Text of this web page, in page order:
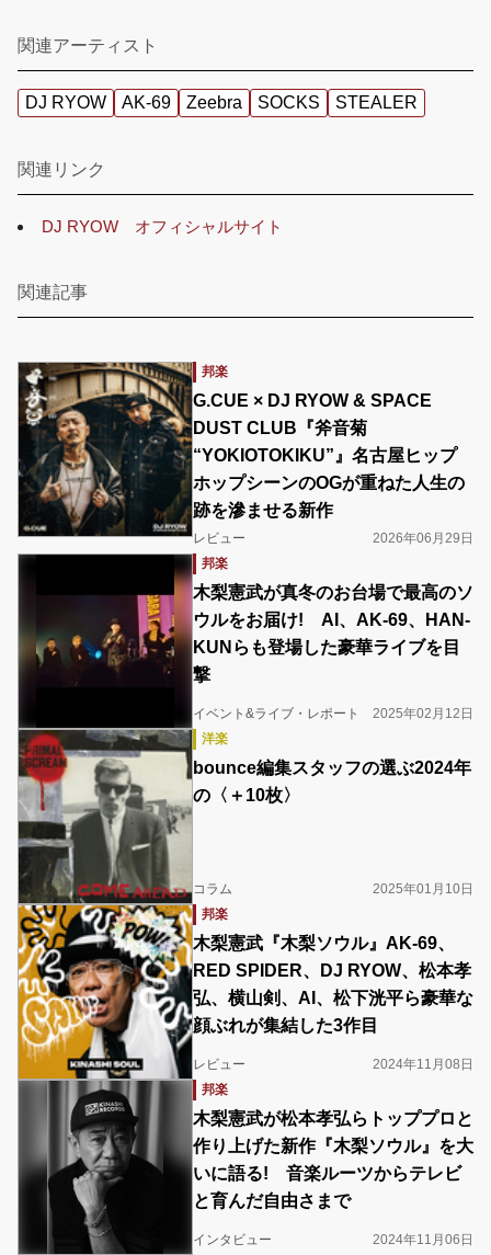
関連アーティスト
DJ RYOW AK-69 Zeebra SOCKS STEALER
関連リンク
DJ RYOW オフィシャルサイト
関連記事
邦楽
G.CUE × DJ RYOW & SPACE
DUST CLUB『斧音菊
“YOKIOTOKIKU”』名古屋ヒップ
ホップシーンのOGが重ねた人生の
跡を滲ませる新作
レビュー
2026年06月29日
邦楽
木梨憲武が真冬のお台場で最高のソ
ウルをお届け! AI、AK-69、HAN-
KUNらも登場した豪華ライブを目
撃
イベント&ライブ・レポート
2025年02月12日
洋楽
bounce編集スタッフの選ぶ2024年
の〈＋10枚〉
コラム
2025年01月10日
邦楽
木梨憲武『木梨ソウル』AK-69、
RED SPIDER、DJ RYOW、松本孝
弘、横山剣、AI、松下洸平ら豪華な
顔ぶれが集結した3作目
レビュー
2024年11月08日
邦楽
木梨憲武が松本孝弘らトッププロと
作り上げた新作『木梨ソウル』を大
いに語る! 音楽ルーツからテレビ
と育んだ自由さまで
インタビュー
2024年11月06日